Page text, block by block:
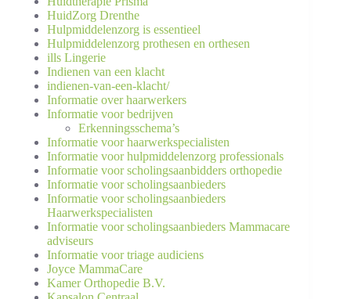
HuidZorg Drenthe
Hulpmiddelenzorg is essentieel
Hulpmiddelenzorg prothesen en orthesen
ills Lingerie
Indienen van een klacht
indienen-van-een-klacht/
Informatie over haarwerkers
Informatie voor bedrijven
Erkenningsschema’s
Informatie voor haarwerkspecialisten
Informatie voor hulpmiddelenzorg professionals
Informatie voor scholingsaanbidders orthopedie
Informatie voor scholingsaanbieders
Informatie voor scholingsaanbieders
Haarwerkspecialisten
Informatie voor scholingsaanbieders Mammacare
adviseurs
Informatie voor triage audiciens
Joyce MammaCare
Kamer Orthopedie B.V.